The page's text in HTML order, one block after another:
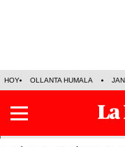
HOY OLLANTA HUMALA